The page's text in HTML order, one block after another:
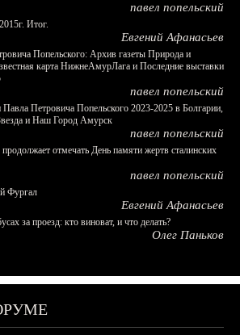
павел попельский
Итог.
Евгений Афанасьев
Попельского: Архив газеты Природа и
карта НижнеАмурЛага и Последние выставки
павел попельский
Петровича Попельского 2023-2025 в Болгарии,
и Наш Город Амурск
павел попельский
отмечать День памяти жертв сталинских
павел попельский
Фургал
Евгений Афанасьев
за проезд: кто виноват, и что делать?
Олег Паньков